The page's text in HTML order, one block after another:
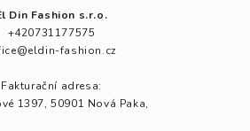
Din Fashion s.r.o.
+420731177575
fashion.cz
Fakturační adresa:
1397, 50901 Nová Paka,